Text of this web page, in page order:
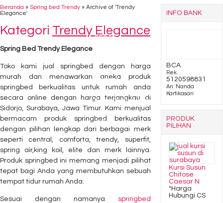
DOC 55
Yamato HAA
Filling Cabinet Alba FC
112
Beranda » Spring bed Trendy » Archive of 'Trendy
Elegance'
Kategori Trendy Elegance
Spring Bed Trendy Elegance
Toko kami jual springbed dengan harga
murah dan menawarkan aneka produk
springbed berkualitas untuk rumah anda
secara online dengan harga terjangkau di
Sidorjo, Surabaya, Jawa Timur. Kami menjual
bermacam produk springbed berkualitas
dengan pilihan lengkap dari berbagai merk
seperti central, comforta, trendy, superfit,
spring air,king koil, elite dan merk lainnya.
Produk springbed ini memang menjadi pilihat
tepat bagi Anda yang membutuhkan sebuah
tempat tidur rumah Anda.
Sesuai dengan namanya
springbed
INFO BANK
BCA
Rek.
5120598831
An. Nanda
Kartikasari
PRODUK
PILIHAN
Kursi Susun
Chitose
Caesar N
*Harga
Hubungi CS